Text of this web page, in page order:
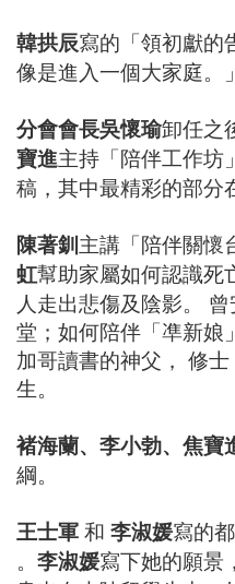
韓拱辰寫的「領初獻的
像是進入一個大家庭。」
分會會長吳懷瑜卸任之
寶進主持「陪伴工作坊
稿，其中最精彩的部分
陳著釧主講「陪伴關懷
虹幫助家屬如何認識死
人走出悲傷及陰影。
堂；如何陪伴「凖新娘
加哥讀書的神父， 修
生。
褚海蘭、李小勃、焦寶
綱。
王士軍和 李淑媛寫的
。 李淑媛寫下她的願景